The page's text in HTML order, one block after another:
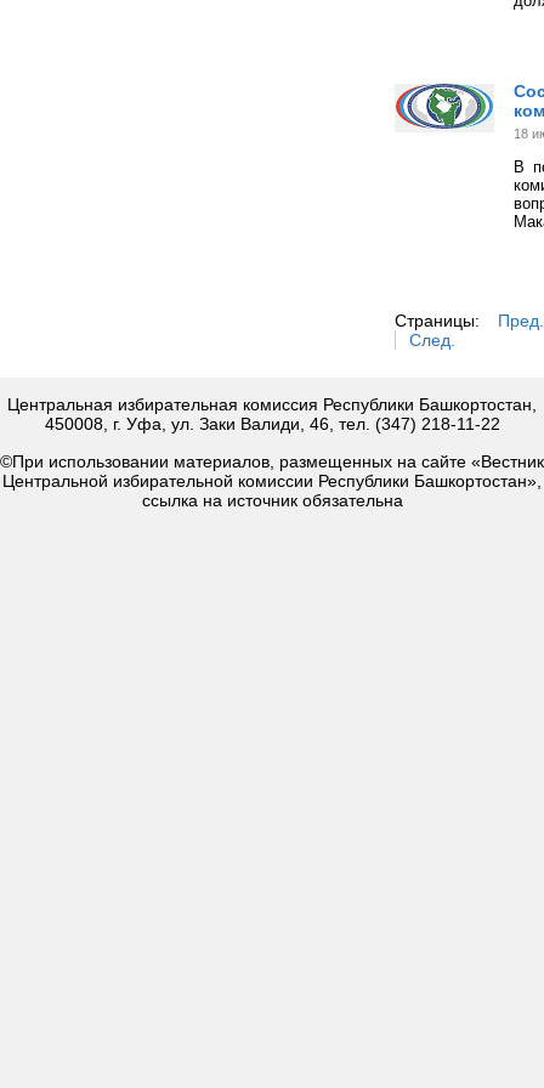
18
В
Страницы:
Пред.
След.
Центральная избирательная комиссия Республики Башкортостан,
450008, г. Уфа, ул. Заки Валиди, 46, тел. (347) 218-11-22
©При использовании материалов, размещенных на сайте «Вестник
Центральной избирательной комиссии Республики Башкортостан»,
ссылка на источник обязательна